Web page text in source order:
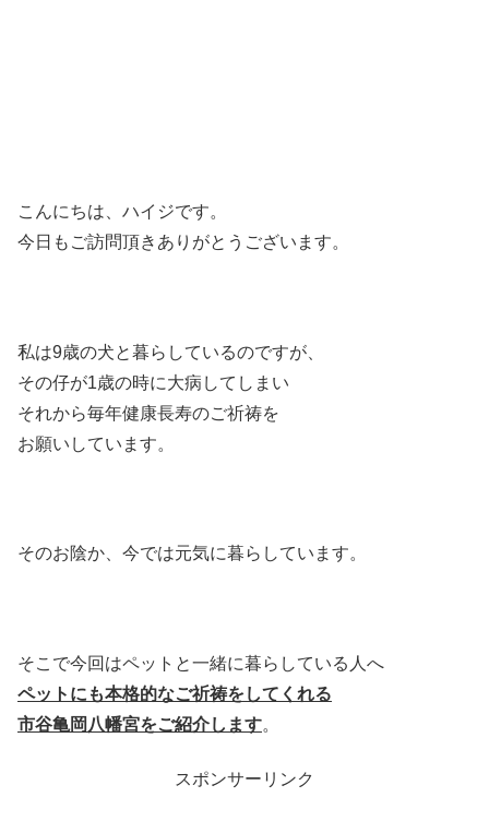
こんにちは、ハイジです。
今日もご訪問頂きありがとうございます。
私は9歳の犬と暮らしているのですが、
その仔が1歳の時に大病してしまい
それから毎年健康長寿のご祈祷を
お願いしています。
そのお陰か、今では元気に暮らしています。
そこで今回はペットと一緒に暮らしている人へ
ペットにも本格的なご祈祷をしてくれる
市谷亀岡八幡宮をご紹介します。
スポンサーリンク